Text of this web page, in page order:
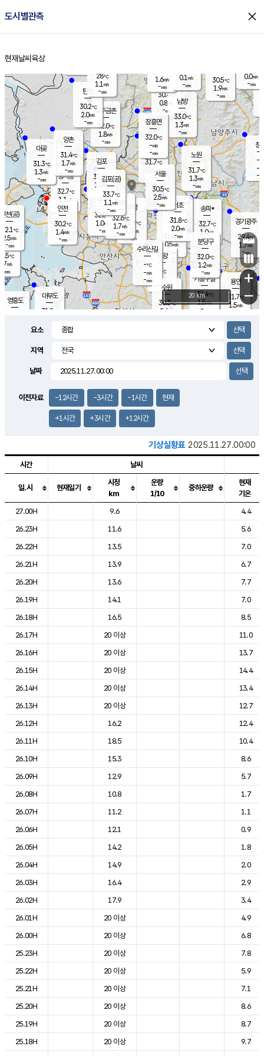
도시별관측 close
홈
현재날씨 육상
의도
℃
m/s
mm
영흥도
양주
30.4℃
0.8
-mm
과천
31.0℃
0.5m/s
- mm
용인
31.7℃
1.5m/s
경기광주
29.4℃
1.7m/s
-mm
2.4m/s
대부도
31.8
경서동
32.7℃
1.1 m/s
-mm
파주금촌
32.0℃
1.8m/s
-mm
30.5℃
1.9m/s
-mm
대곶
31.3℃
1.3m/s
-mm
창
-
-m/
-
탄현
30.2℃
2.0m/s
-mm
0.0m/s
-mm
의왕
- ℃
m/s
mm
김포
32.9℃
1.0 m/s
mm
광명
32.9 ℃
1.3 m/s
-mm
부천
32.8℃
1.0m/s
-mm
양촌
31.4℃
1.7m/s
-mm
구로
32.6℃
1.7m/s
-mm
은평
31.7℃
0.6 m/s
- mm
노원
31.7℃
1.3m/s
-mm
송파*
32.7℃
1.0m/s
-mm
서초
31.8℃
2.0m/s
-mm
남방
33.0℃
1.3m/s
-mm
기흥구갈
32.4℃
1.5m/s
-
수리산길
-℃
-m/s
-mm
분당구
32.0℃
1.2m/s
-mm
장흥면
32.0℃
-m/s
-mm
1.6m/s
-mm
인천(공)
32.1℃
2.5m/s
-mm
김포(공)
33.7℃
1.1 m/s
-mm
수원
30.3℃
2.6 m/s
인천
30.2℃
1.4m/s
-mm
서울
30.5℃
2.5m/s
-mm
28℃
1.1 m/s
-mm
0.1 m/s
-mm
+
−
20 km
요소
지역
날짜
이전자료 -12시간 -3시간 -1시간 현재
+1시간 +3시간 +12시간
기상실황표 2025.11.27.00:00
도시별 기상실황표로 지점, 날씨, 기온, 강수, 바람, 기압등을 안내한 표입
시간 날씨
일.시 현재일기
시정
km
운량
1/10
중하운량
현재
기온
27.00H
9.6
4.4
26.23H
11.6
5.6
26.22H
13.5
7.0
26.21H
13.9
6.7
26.20H
13.6
7.7
26.19H
14.1
7.0
26.18H
16.5
8.5
26.17H
20 이상
11.0
26.16H
20 이상
13.7
26.15H
20 이상
14.4
26.14H
20 이상
13.4
26.13H
20 이상
12.7
26.12H
16.2
12.4
26.11H
18.5
10.4
26.10H
15.3
8.6
26.09H
12.9
5.7
26.08H
10.8
1.7
26.07H
11.2
1.1
26.06H
12.1
0.9
26.05H
14.2
1.8
26.04H
14.9
2.0
26.03H
16.4
2.9
26.02H
17.9
3.4
26.01H
20 이상
4.9
26.00H
20 이상
6.8
25.23H
20 이상
7.8
25.22H
20 이상
5.9
25.21H
20 이상
7.1
25.20H
20 이상
8.6
25.19H
20 이상
8.7
25.18H
20 이상
9.7